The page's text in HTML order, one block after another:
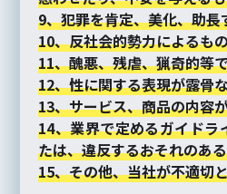
9、犯罪を肯定、美化、助長
10、反社会的勢力によるも
11、醜悪、残虐、猟奇的等
12、性に関する表現が露骨
13、サービス、商品の内容
14、業界で定めるガイドラ
たは、違反するおそれのあ
15、その他、当社が不適切